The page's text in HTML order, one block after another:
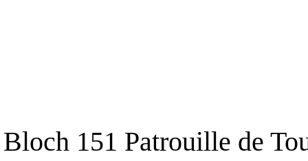
Bloch 151 Patrouille de